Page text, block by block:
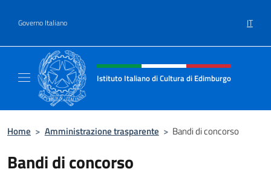
Governo Italiano IT
Intestazione sito, social e menù
Istituto Italiano di Cultura di Edimburgo
Home > Amministrazione trasparente > Bandi di concorso
Bandi di concorso